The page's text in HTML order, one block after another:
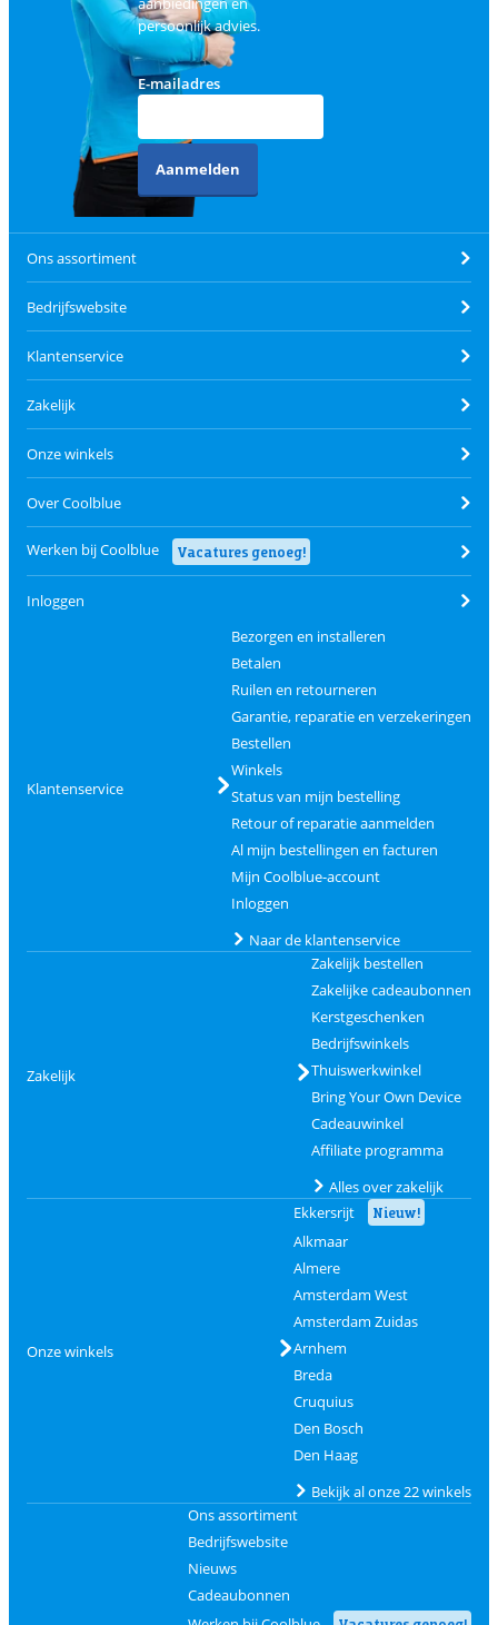
persoonlijk advies.
E-mailadres
Aanmelden
Ons assortiment
Bedrijfswebsite
Klantenservice
Zakelijk
Onze winkels
Over Coolblue
Werken bij Coolblue Vacatures genoeg!
Inloggen
Klantenservice
Bezorgen en installeren
Betalen
Ruilen en retourneren
Garantie, reparatie en verzekeringen
Bestellen
Winkels
Status van mijn bestelling
Retour of reparatie aanmelden
Al mijn bestellingen en facturen
Mijn Coolblue-account
Inloggen
Naar de klantenservice
Zakelijk
Zakelijk bestellen
Zakelijke cadeaubonnen
Kerstgeschenken
Bedrijfswinkels
Thuiswerkwinkel
Bring Your Own Device
Cadeauwinkel
Affiliate programma
Alles over zakelijk
Onze winkels
Ekkersrijt Nieuw!
Alkmaar
Almere
Amsterdam West
Amsterdam Zuidas
Arnhem
Breda
Cruquius
Den Bosch
Den Haag
Bekijk al onze 22 winkels
Ons assortiment
Bedrijfswebsite
Nieuws
Cadeaubonnen